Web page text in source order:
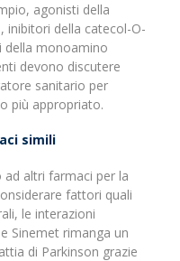
agonisti della
inibitori della catecol-O-
della monoamino
devono discutere
sanitario per
più appropriato.
simili
altri farmaci per la
fattori quali
le interazioni
Sinemet rimanga un
di Parkinson grazie